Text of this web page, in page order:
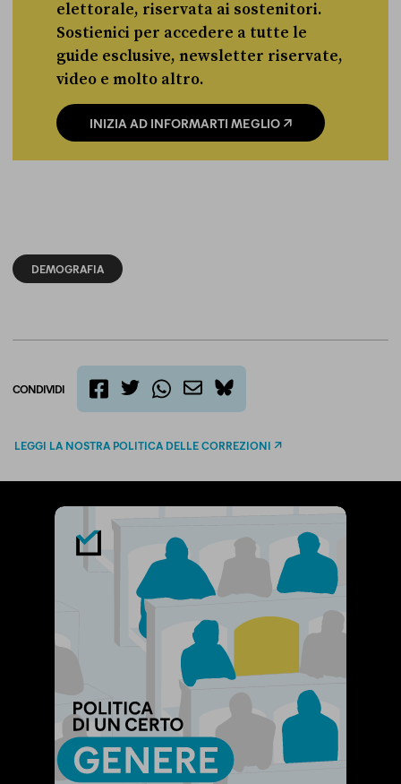
elettorale, riservata ai sostenitori.
Sostienici per accedere a tutte le
guide esclusive, newsletter riservate,
video e molto altro.
INIZIA AD INFORMARTI MEGLIO
DEMOGRAFIA
CONDIVIDI
bluesky
LEGGI LA NOSTRA POLITICA DELLE CORREZIONI